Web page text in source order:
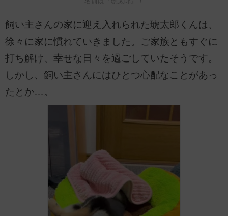
飼い主さんの家に迎え入れられた琥太郎くんは、
徐々に家に慣れていきました。ご家族ともすぐに
打ち解け、幸せな日々を過ごしていたそうです。
しかし、飼い主さんにはひとつ心配なことがあっ
たとか…。